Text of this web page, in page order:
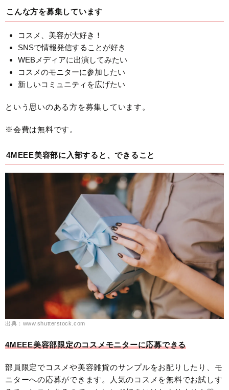
こんな方を募集しています
コスメ、美容が大好き！
SNSで情報発信することが好き
WEBメディアに出演してみたい
コスメのモニターに参加したい
新しいコミュニティを広げたい
という思いのある方を募集しています。
※会費は無料です。
4MEEE美容部に入部すると、できること
出典：www.shutterstock.com
4MEEE美容部限定のコスメモニターに応募できる
部員限定でコスメや美容雑貨のサンプルをお配りしたり、モ
ニターへの応募ができます。人気のコスメを無料でお試しす